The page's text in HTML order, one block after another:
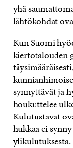
yhä
lähtökohdat
Kun Suomi
kiertotalouden
synnyttävät ja
houkuttelee
Kulutustavat
hukkaa ei
ylikulutuksesta.